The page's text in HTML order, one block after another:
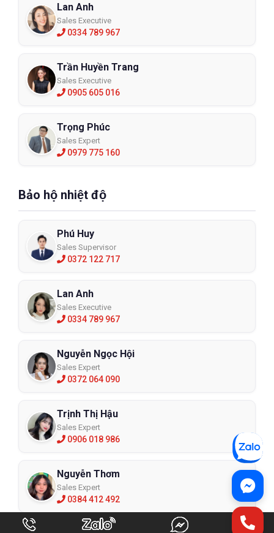
Lan Anh
Sales Executive
0334 789 967
Trần Huyền Trang
Sales Executive
0905 605 016
Trọng Phúc
Sales Expert
0979 775 160
Bảo hộ nhiệt độ
Phú Huy
Sales Supervisor
0372 122 717
Lan Anh
Sales Executive
0334 789 967
Nguyễn Ngọc Hội
Sales Expert
0372 064 090
Trịnh Thị Hậu
Sales Expert
0906 018 986
Nguyễn Thơm
Sales Expert
0384 412 492